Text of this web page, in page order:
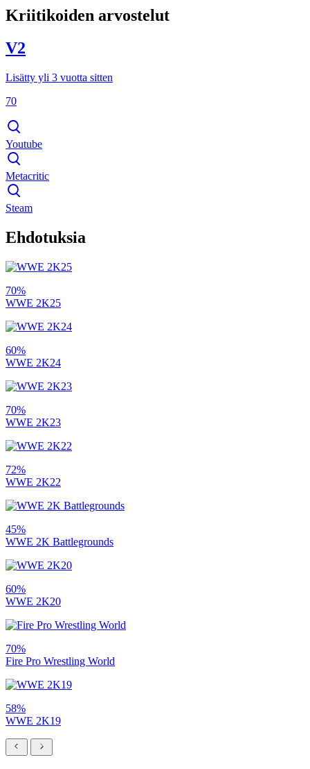
Kriitikoiden arvostelut
V2
Lisätty yli 3 vuotta sitten
70
Youtube
Metacritic
Steam
Ehdotuksia
70%
WWE 2K25
60%
WWE 2K24
70%
WWE 2K23
72%
WWE 2K22
45%
WWE 2K Battlegrounds
60%
WWE 2K20
70%
Fire Pro Wrestling World
58%
WWE 2K19